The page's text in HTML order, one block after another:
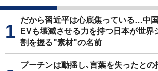
だから習近平は心底焦っている…中
EVも壊滅させる力を持つ日本が世界
割を握る"素材"の名前
プーチンは動揺し､言葉を失ったと